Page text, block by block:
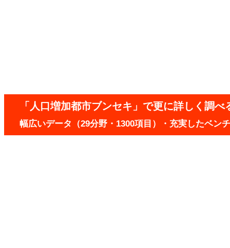
「人口増加都市ブンセキ」で更に詳しく調べ
幅広いデータ（29分野・1300項目）・充実したベン